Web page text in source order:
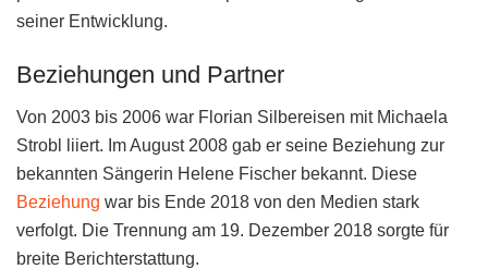
seiner Entwicklung.
Beziehungen und Partner
Von 2003 bis 2006 war Florian Silbereisen mit Michaela
Strobl liiert. Im August 2008 gab er seine Beziehung zur
bekannten Sängerin Helene Fischer bekannt. Diese
Beziehung war bis Ende 2018 von den Medien stark
verfolgt. Die Trennung am 19. Dezember 2018 sorgte für
breite Berichterstattung.